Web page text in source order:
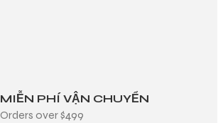
MIỄN PHÍ VẬN CHUYỂN
Orders over $499